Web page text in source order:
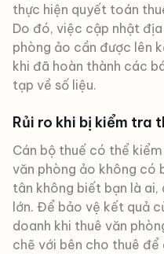
thực hiện quyết toán
Do đó, việc cập nhật
phòng ảo cần được lên
khi đã hoàn thành các
tạp về số liệu.
Rủi ro khi bị kiểm tra
Cán bộ thuế có thể
văn phòng ảo không có
tân không biết bạn là ai,
lớn. Để bảo vệ kết quả
doanh khi thuê văn
chẽ với bên cho thuê